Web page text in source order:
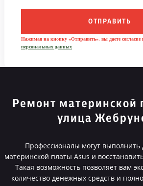
ОТПРАВИТЬ
Нажимая на кнопку «Отправить», вы даете согласие
персональных данных
Ремонт материнской
улица
Профессионалы могут выполнить
материнской платы Asus и
Такая возможность позволяет вам
количество денежных средств и